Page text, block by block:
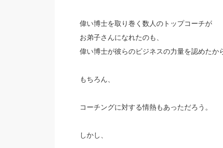
偉い博士を取り巻く数人のトップコーチが
お弟子さんになれたのも、
偉い博士が彼らのビジネスの力量を認めたか
もちろん、
コーチングに対する情熱もあっただろう。
しかし、